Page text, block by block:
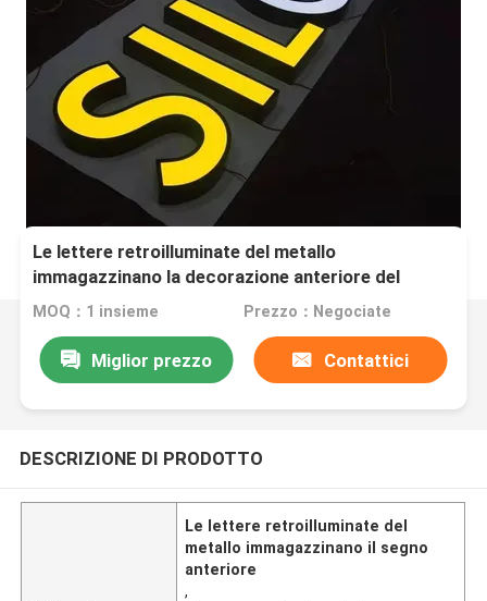
Le lettere retroilluminate del metallo
immagazzinano la decorazione anteriore del
negozio di spessore del segno 10cm
MOQ：1 insieme Prezzo：Negociate
Miglior prezzo Contattici
DESCRIZIONE DI PRODOTTO
Le lettere retroilluminate del
metallo immagazzinano il segno
anteriore
,